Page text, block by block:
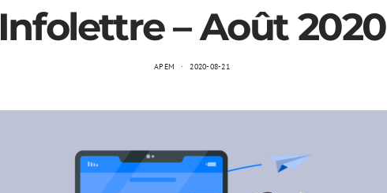
Infolettre – Août 2020
APEM 2020-08-21